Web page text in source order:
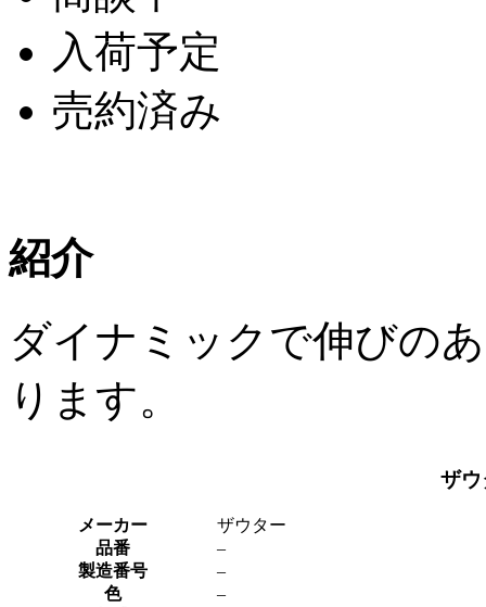
入荷予定
売約済み
紹介
ダイナミックで伸びの
ります。
ザウ
メーカー
ザウター
品番
–
製造番号
–
色
–